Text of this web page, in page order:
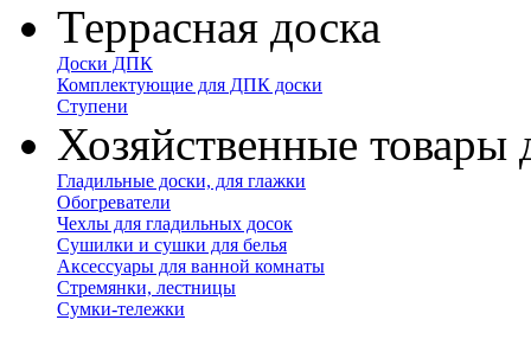
Террасная доска
Доски ДПК
Комплектующие для ДПК доски
Ступени
Хозяйственные товары
Гладильные доски, для глажки
Обогреватели
Чехлы для гладильных досок
Сушилки и сушки для белья
Аксессуары для ванной комнаты
Стремянки, лестницы
Сумки-тележки